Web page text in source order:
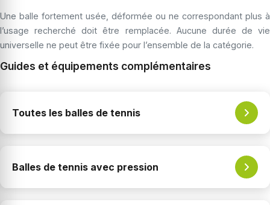
Une balle fortement usée, déformée ou ne correspondant plus à
l’usage recherché doit être remplacée. Aucune durée de vie
universelle ne peut être fixée pour l’ensemble de la catégorie.
Guides et équipements complémentaires
Toutes les balles de tennis
Balles de tennis avec pression